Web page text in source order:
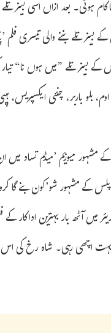
ہوئی۔ بعد ازاں اسی
تلے بننے والی تیسری
اس کے بینر تلے ”میں ہوں
باربر، چنئی ایکسپریس،
مشہور میوزیم ’میڈم تساد
کے مشہور شو’کون بنے گا
آٹھ بار بہترین اداکار کے
بہت اچھی رہی۔ شاہ رخ کی